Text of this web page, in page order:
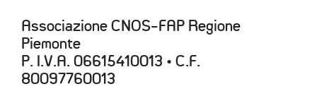
Associazione CNOS-FAP Regione
Piemonte
P. I.V.A. 06615410013 • C.F.
80097760013